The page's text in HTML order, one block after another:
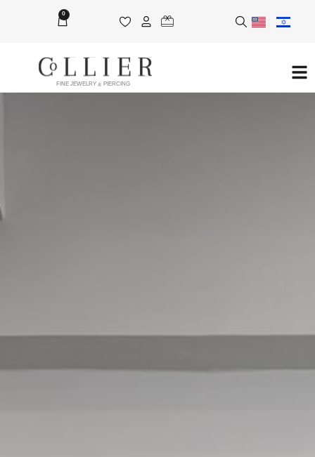
0
FINE JEWELRY & PIERCING